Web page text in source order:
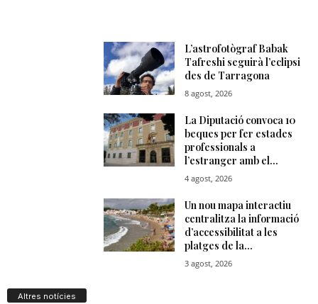
Altres notícies